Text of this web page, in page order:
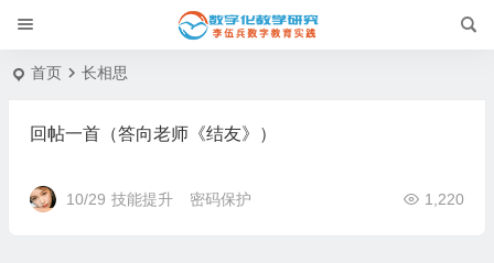
首页 长相思
回帖一首（答向老师《结友》）
10/29 技能提升 1,220
密码保护